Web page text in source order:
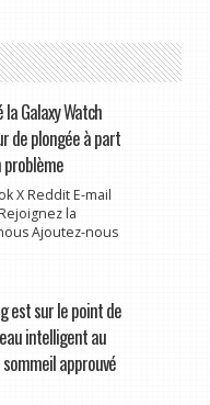
Galaxy Watch
de plongée à part
X Reddit E-mail
la
Ajoutez-nous
est sur le point de
intelligent au
approuvé